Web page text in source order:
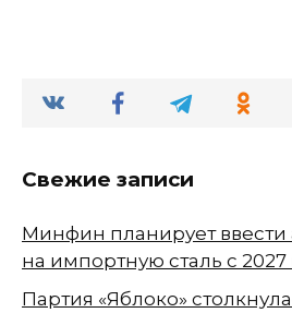
Свежие записи
Минфин планирует ввести
на импортную сталь с 2027
Партия «Яблоко»